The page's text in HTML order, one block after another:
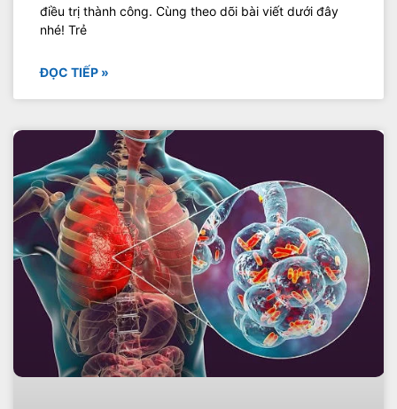
điều trị thành công. Cùng theo dõi bài viết dưới đây
nhé! Trẻ
ĐỌC TIẾP »